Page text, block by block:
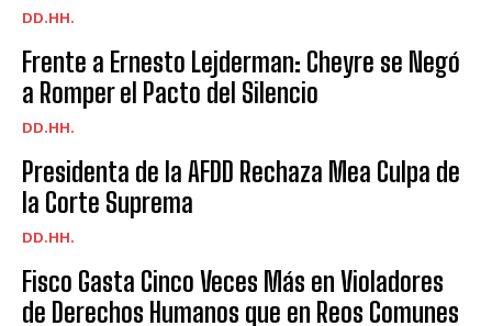
DD.HH.
Frente a Ernesto Lejderman: Cheyre se Negó
a Romper el Pacto del Silencio
DD.HH.
Presidenta de la AFDD Rechaza Mea Culpa de
la Corte Suprema
DD.HH.
Fisco Gasta Cinco Veces Más en Violadores
de Derechos Humanos que en Reos Comunes